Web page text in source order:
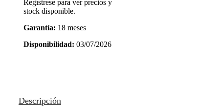
Regístrese para ver precios y
stock disponible.
Garantía: 18 meses
Disponibilidad: 03/07/2026
Descripción